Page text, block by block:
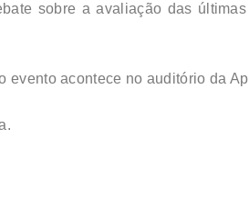
sobre a avaliação das
acontece no auditório da